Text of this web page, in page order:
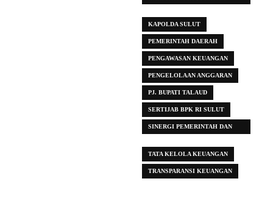
KAPOLDA SULUT
PEMERINTAH DAERAH
PENGAWASAN KEUANGAN
PENGELOLAAN ANGGARAN
PJ. BUPATI TALAUD
SERTIJAB BPK RI SULUT
SINERGI PEMERINTAH DAN
TATA KELOLA KEUANGAN
TRANSPARANSI KEUANGAN